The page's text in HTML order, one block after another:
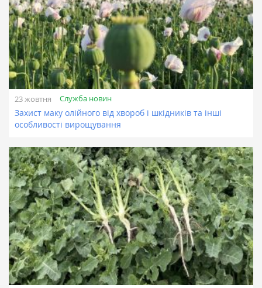
23 жовтня Служба новин
Захист маку олійного від хвороб і шкідників та інші
особливості вирощування